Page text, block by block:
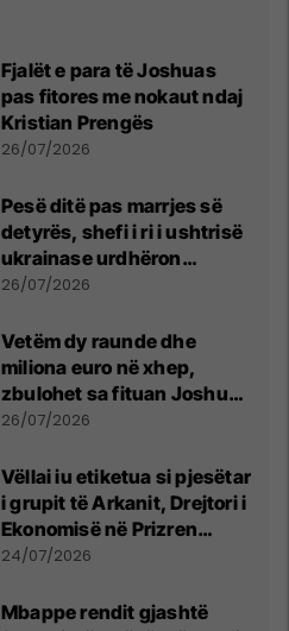
Fjalët e para të Joshuas
pas fitores me nokaut ndaj
Kristian Prengës
26/07/2026
Pesë ditë pas marrjes së
detyrës, shefi i ri i ushtrisë
ukrainase urdhëron
kontroll të madh
26/07/2026
Vetëm dy raunde dhe
miliona euro në xhep,
zbulohet sa fituan Joshua
e Prenga
26/07/2026
Vëllai iu etiketua si pjesëtar
i grupit të Arkanit, Drejtori i
Ekonomisë në Prizren
mohon pretendimet
24/07/2026
Mbappe rendit gjashtë